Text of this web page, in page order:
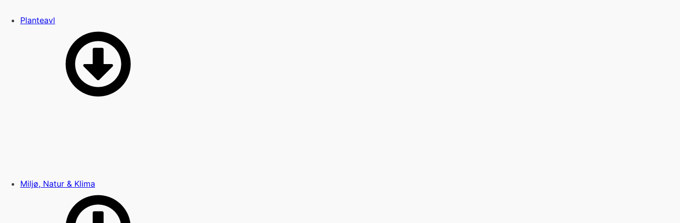
Planteavl
Miljø, Natur & Klima